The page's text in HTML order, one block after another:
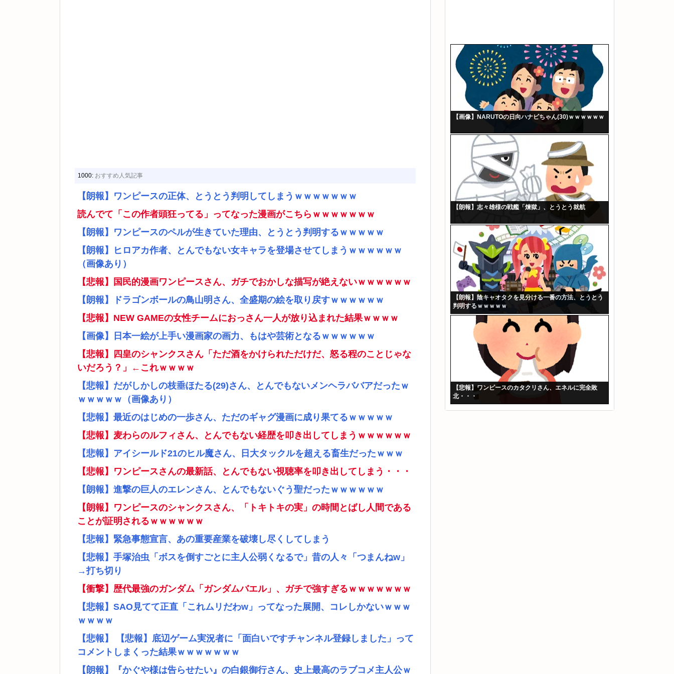
1000: おすすめ人気記事
【朗報】ワンピースの正体、とうとう判明してしまうｗｗｗｗｗｗｗ
読んでて「この作者頭狂ってる」ってなった漫画がこちらｗｗｗｗｗｗｗ
【朗報】ワンピースのペルが生きていた理由、とうとう判明するｗｗｗｗｗ
【朗報】ヒロアカ作者、とんでもない女キャラを登場させてしまうｗｗｗｗｗｗ
（画像あり）
【悲報】国民的漫画ワンピースさん、ガチでおかしな描写が絶えないｗｗｗｗｗｗ
【朗報】ドラゴンボールの鳥山明さん、全盛期の絵を取り戻すｗｗｗｗｗｗ
【悲報】NEW GAMEの女性チームにおっさん一人が放り込まれた結果ｗｗｗｗ
【画像】日本一絵が上手い漫画家の画力、もはや芸術となるｗｗｗｗｗｗ
【悲報】四皇のシャンクスさん「ただ酒をかけられただけだ、怒る程のことじゃな
いだろう？」←これｗｗｗｗ
【悲報】だがしかしの枝垂ほたる(29)さん、とんでもないメンヘラババアだったｗ
ｗｗｗｗｗ（画像あり）
【悲報】最近のはじめの一歩さん、ただのギャグ漫画に成り果てるｗｗｗｗｗ
【悲報】麦わらのルフィさん、とんでもない経歴を叩き出してしまうｗｗｗｗｗｗ
【悲報】アイシールド21のヒル魔さん、日大タックルを超える畜生だったｗｗｗ
【悲報】ワンピースさんの最新話、とんでもない視聴率を叩き出してしまう・・・
【朗報】進撃の巨人のエレンさん、とんでもないぐう聖だったｗｗｗｗｗｗ
【朗報】ワンピースのシャンクスさん、「トキトキの実」の時間とばし人間である
ことが証明されるｗｗｗｗｗｗ
【悲報】緊急事態宣言、あの重要産業を破壊し尽くしてしまう
【悲報】手塚治虫「ボスを倒すごとに主人公弱くなるで」昔の人々「つまんねw」
→打ち切り
【衝撃】歴代最強のガンダム「ガンダムバエル」、ガチで強すぎるｗｗｗｗｗｗｗ
【悲報】SAO見てて正直「これムリだわw」ってなった展開、コレしかないｗｗｗ
ｗｗｗｗ
【悲報】 【悲報】底辺ゲーム実況者に「面白いですチャンネル登録しました」って
コメントしまくった結果ｗｗｗｗｗｗｗ
【朗報】『かぐや様は告らせたい』の白銀御行さん、史上最高のラブコメ主人公ｗ
【画像】NARUTOの日向ハナビちゃん(30)ｗｗｗｗｗｗ
【朗報】志々雄様の戦艦「煉獄」、とうとう就航
【朗報】陰キャオタクを見分ける一番の方法、とうとう
判明するｗｗｗｗｗ
【悲報】ワンピースのカタクリさん、エネルに完全敗
北・・・